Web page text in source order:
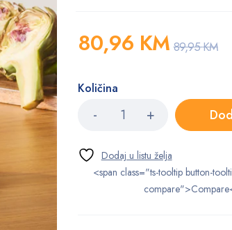
89,95KM
80,96 KM
Količina
<span class="ts-tooltip button-